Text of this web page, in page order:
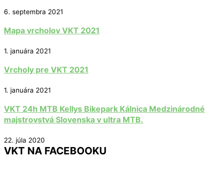
6. septembra 2021
Mapa vrcholov VKT 2021
1. januára 2021
Vrcholy pre VKT 2021
1. januára 2021
VKT 24h MTB Kellys Bikepark Kálnica Medzinárodné
majstrovstvá Slovenska v ultra MTB.
22. júla 2020
VKT NA FACEBOOKU